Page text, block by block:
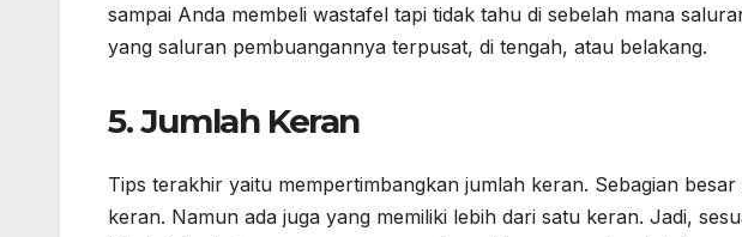
sampai Anda membeli wastafel tapi tidak tahu di sebelah mana
yang saluran pembuangannya terpusat, di tengah, atau belakang.
5. Jumlah Keran
Tips terakhir yaitu mempertimbangkan jumlah keran. Sebagian
keran. Namun ada juga yang memiliki lebih dari satu keran. Jadi,